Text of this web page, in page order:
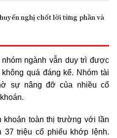
nghị chốt lời từng phần và
ngành vẫn duy trì được
quá đáng kể. Nhóm tài
sự nâng đỡ của nhiều cổ
khoản toàn thị trường với lần
37 triệu cổ phiếu khớp lệnh.